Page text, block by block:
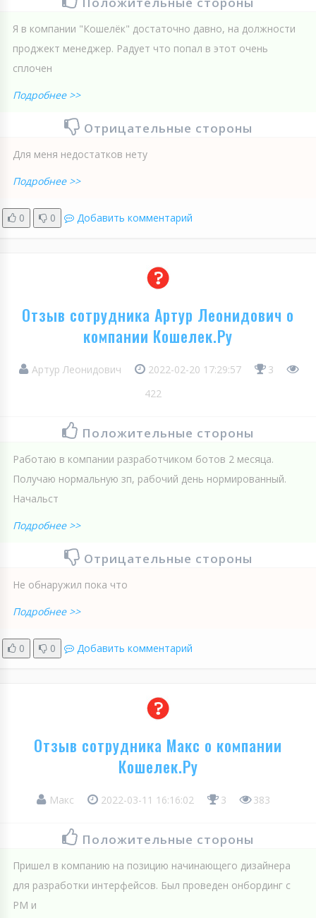
Я в компании "Кошелёк" достаточно давно, на должности
проджект менеджер. Радует что попал в этот очень
сплочен
Подробнее >>
Отрицательные стороны
Для меня недостатков нету
Подробнее >>
0 0 Добавить комментарий
Отзыв сотрудника Артур Леонидович о
компании Кошелек.Ру
Артур Леонидович 2022-02-20 17:29:57
3
422
Положительные стороны
Работаю в компании разработчиком ботов 2 месяца.
Получаю нормальную зп, рабочий день нормированный.
Начальст
Подробнее >>
Отрицательные стороны
Не обнаружил пока что
Подробнее >>
0 0 Добавить комментарий
Отзыв сотрудника Макс о компании
Кошелек.Ру
Макс 2022-03-11 16:16:02 3 383
Положительные стороны
Пришел в компанию на позицию начинающего дизайнера
для разработки интерфейсов. Был проведен онбординг с
PM и